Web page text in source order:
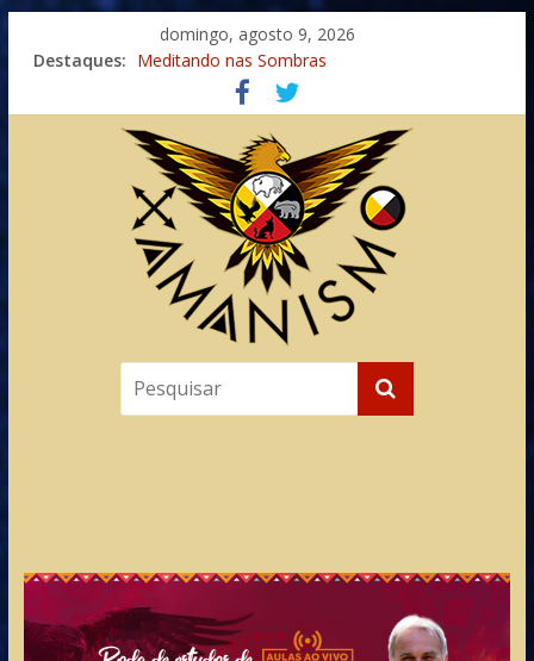
domingo, agosto 9, 2026
Destaques: Meditando nas Sombras
Autosuficiência: A Jornada do Espírito Ancestral
Xamanismo Universal
Totens – Caminho Espiritual – Crescimento
Imaginação na Cura